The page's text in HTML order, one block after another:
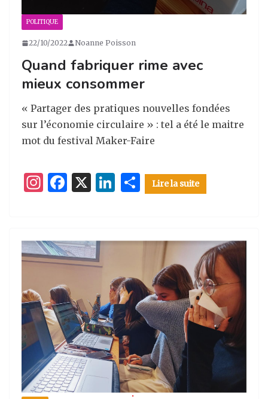
POLITIQUE
22/10/2022 Noanne Poisson
Quand fabriquer rime avec
mieux consommer
« Partager des pratiques nouvelles fondées
sur l’économie circulaire » : tel a été le maitre
mot du festival Maker-Faire
I
a
g
ra
m
F
e
b
o
k
X
Li
e
n
P
ar
g
Lire la suite